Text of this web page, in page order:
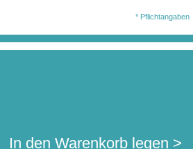
* Pflichtangaben
In den Warenkorb legen >